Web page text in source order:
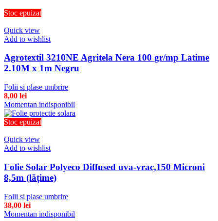
Stoc epuizat
Quick view
Add to wishlist
Agrotextil 3210NE Agritela Nera 100 gr/mp Latime
2.10M x 1m Negru
Folii si plase umbrire
8,00 lei
Momentan indisponibil
Stoc epuizat
Quick view
Add to wishlist
Folie Solar Polyeco Diffused uva-vrac,150 Microni
8,5m (lățime)
Folii si plase umbrire
38,00 lei
Momentan indisponibil